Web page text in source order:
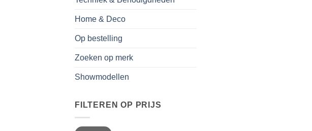
Home & Deco
Op bestelling
Zoeken op merk
Showmodellen
FILTEREN OP PRIJS
Min.
Max.